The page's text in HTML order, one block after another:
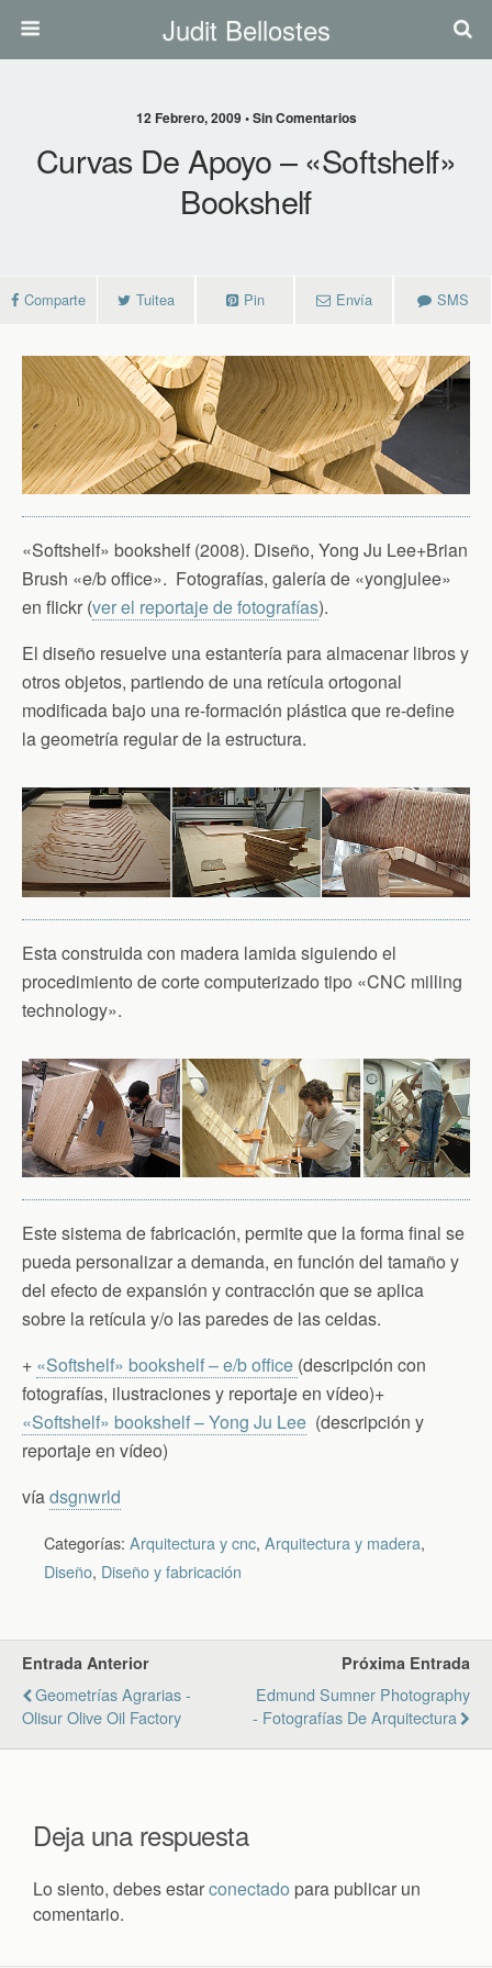
Judit Bellostes
12 Febrero, 2009 • Sin Comentarios
Curvas De Apoyo – «softshelf»
Bookshelf
Comparte Tuitea Pin Envía SMS
«Softshelf» bookshelf (2008). Diseño, Yong Ju Lee+Brian
Brush «e/b office». Fotografías, galería de «yongjulee»
en flickr (ver el reportaje de fotografías).
El diseño resuelve una estantería para almacenar libros y
otros objetos, partiendo de una retícula ortogonal
modificada bajo una re-formación plástica que re-define
la geometría regular de la estructura.
Esta construida con madera lamida siguiendo el
procedimiento de corte computerizado tipo «CNC milling
technology».
Este sistema de fabricación, permite que la forma final se
pueda personalizar a demanda, en función del tamaño y
del efecto de expansión y contracción que se aplica
sobre la retícula y/o las paredes de las celdas.
+ «Softshelf» bookshelf – e/b office (descripción con
fotografías, ilustraciones y reportaje en vídeo)+
«Softshelf» bookshelf – Yong Ju Lee (descripción y
reportaje en vídeo)
víadsgnwrld
Categorías: Arquitectura y cnc, Arquitectura y madera,
Diseño, Diseño y fabricación
Entrada Anterior
Geometrías Agrarias -
Olisur Olive Oil Factory
Próxima Entrada
Edmund Sumner Photography
- Fotografías De Arquitectura
Deja una respuesta
Lo siento, debes estarconectado para publicar un
comentario.